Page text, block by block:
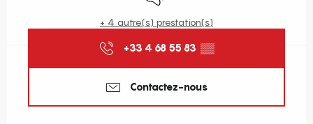
+ 4 autre(s) prestation(s)
+33 4 68 55 83 ▒▒
Contactez-nous